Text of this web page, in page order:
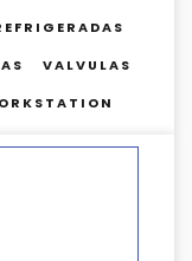
VALVULAS